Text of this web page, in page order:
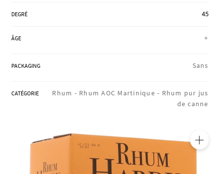
DEGRÉ 45
ÂGE +
PACKAGING Sans
CATÉGORIE Rhum - Rhum AOC Martinique - Rhum pur jus
de canne